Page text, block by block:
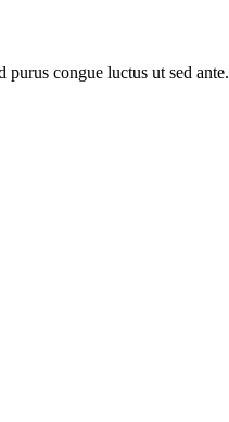
congue luctus ut sed